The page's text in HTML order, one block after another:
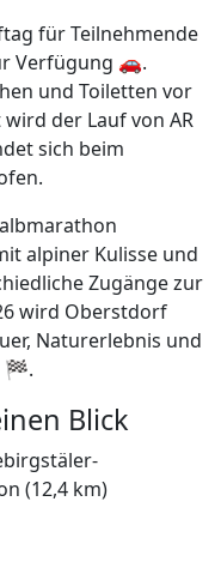
für Teilnehmende
Verfügung 🚗.
und Toiletten vor
der Lauf von AR
sich beim
alpiner Kulisse und
Zugänge zur
wird Oberstdorf
Naturerlebnis und
🏁.
Blick
(12,4 km)